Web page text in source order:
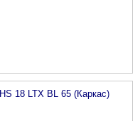
HS 18 LTX BL 65 (Каркас)